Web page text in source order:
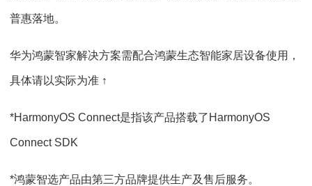
普惠落地。
华为鸿蒙智家解决方案需配合鸿蒙生态智能家居设备使用，
具体请以实际为准 ↑
*HarmonyOS Connect是指该产品搭载了HarmonyOS
Connect SDK
*鸿蒙智选产品由第三方品牌提供生产及售后服务。